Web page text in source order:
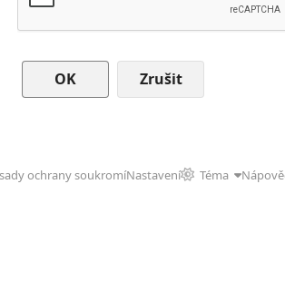
Zrušit
ochrany soukromíNastavení Téma